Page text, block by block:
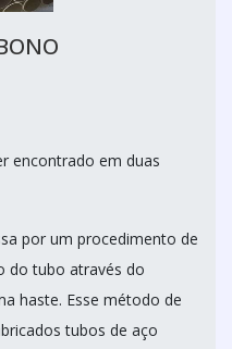
encontrado em duas
por um procedimento de
do tubo através do
haste. Esse método de
tubos de aço